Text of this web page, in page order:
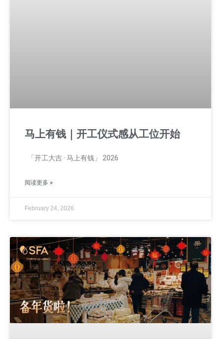
马上有钱｜开工仪式感从工位开始
「开工大吉 · 马上有钱」 2026
阅读更多 »
February 24, 2026